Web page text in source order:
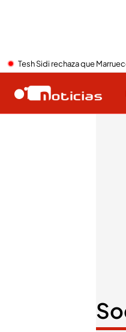
Tesh Sidi rechaza que